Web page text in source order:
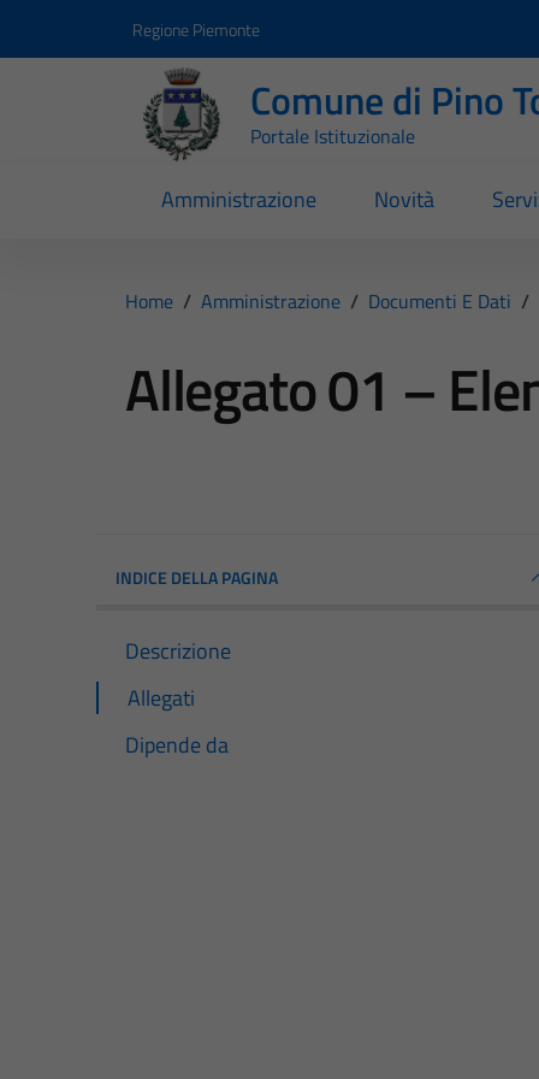
Regione Piemonte
Comune di Pino
Portale Istituzionale
Amministrazione Novità
Home / Amministrazione / Documenti E Dati /
Allegato 01 –
INDICE DELLA PAGINA
Descrizione
Allegati
Dipende da